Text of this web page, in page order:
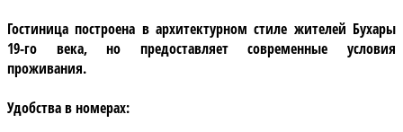
Гостиница построена в архитектурном стиле жителей Бухары
19-го века, но предоставляет современные условия
проживания.
Удобства в номерах: